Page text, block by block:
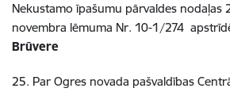
Nekustamo īpašumu pārvaldes nodaļas
novembra lēmuma Nr. 10-1/274
Brūvere
25. Par Ogres novada pašvaldības